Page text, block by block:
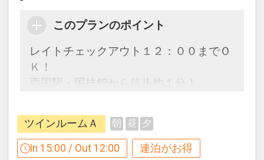
す。
ここがポイント！
●レイトチェックアウト 12：00までご滞
在ＯＫ！
「食事なしプラン」と「朝食付プラン」
をご用意しています。
このプランのポイント
レイトチェックアウト１２：００までＯ
Ｋ！
両国駅・国技館から徒歩約１分！
【連泊するとお得】連泊割引がございま
す
ツインルームＡ 朝 昼 夕
In 15:00 / Out 12:00 連泊がお得